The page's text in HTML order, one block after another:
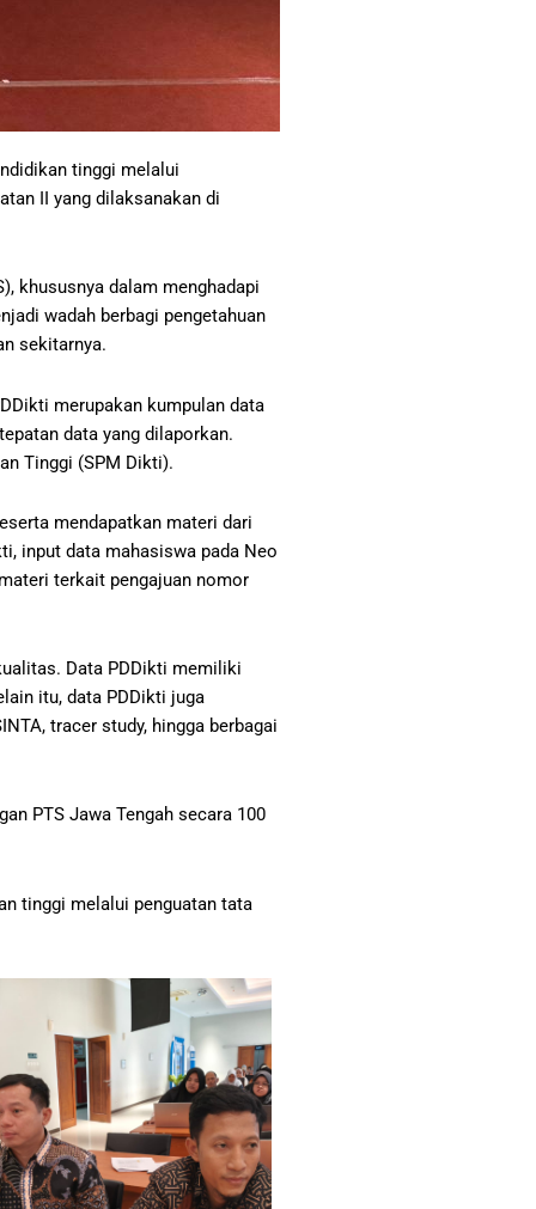
tinggi melalui
II yang dilaksanakan di
khususnya dalam menghadapi
wadah berbagi pengetahuan
sekitarnya.
merupakan kumpulan data
data yang dilaporkan.
Tinggi (SPM Dikti).
mendapatkan materi dari
input data mahasiswa pada Neo
terkait pengajuan nomor
Data PDDikti memiliki
itu, data PDDikti juga
tracer study, hingga berbagai
PTS Jawa Tengah secara 100
tinggi melalui penguatan tata